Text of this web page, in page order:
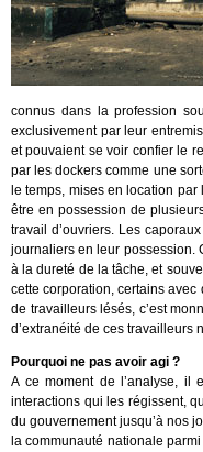
connus dans la profession
exclusivement par leur
et pouvaient se voir confier le
par les dockers comme une
le temps, mises en location
être en possession de
travail d’ouvriers. Les
journaliers en leur possession.
à la dureté de la tâche, et
cette corporation, certains
de travailleurs lésés, c’est
d’extranéité de ces travailleurs
Pourquoi ne pas avoir agi ?
A ce moment de l’analyse, il
interactions qui les régissent,
du gouvernement jusqu’à nos
la communauté nationale